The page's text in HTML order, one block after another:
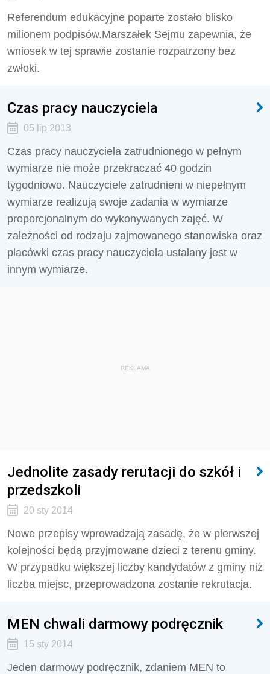
Referendum edukacyjne poparte zostało blisko
milionem podpisów.Marszałek Sejmu zapewnia, że
wniosek w tej sprawie zostanie rozpatrzony bez
zwłoki.
Czas pracy nauczyciela
05 lip 2013
Czas pracy nauczyciela zatrudnionego w pełnym
wymiarze nie może przekraczać 40 godzin
tygodniowo. Nauczyciele zatrudnieni w niepełnym
wymiarze realizują swoje zadania w wymiarze
proporcjonalnym do wykonywanych zajęć. W
zależności od rodzaju zajmowanego stanowiska oraz
placówki czas pracy nauczyciela ustalany jest w
innym wymiarze.
REKLAMA
Jednolite zasady rerutacji do szkół i
przedszkoli
20 sty 2014
Nowe przepisy wprowadzają zasadę, że w pierwszej
kolejności będą przyjmowane dzieci z terenu gminy.
W przypadku większej liczby kandydatów z gminy niż
liczba miejsc, przeprowadzona zostanie rekrutacja.
MEN chwali darmowy podręcznik
15 sty 2014
Jeden darmowy podręcznik, zdaniem MEN to